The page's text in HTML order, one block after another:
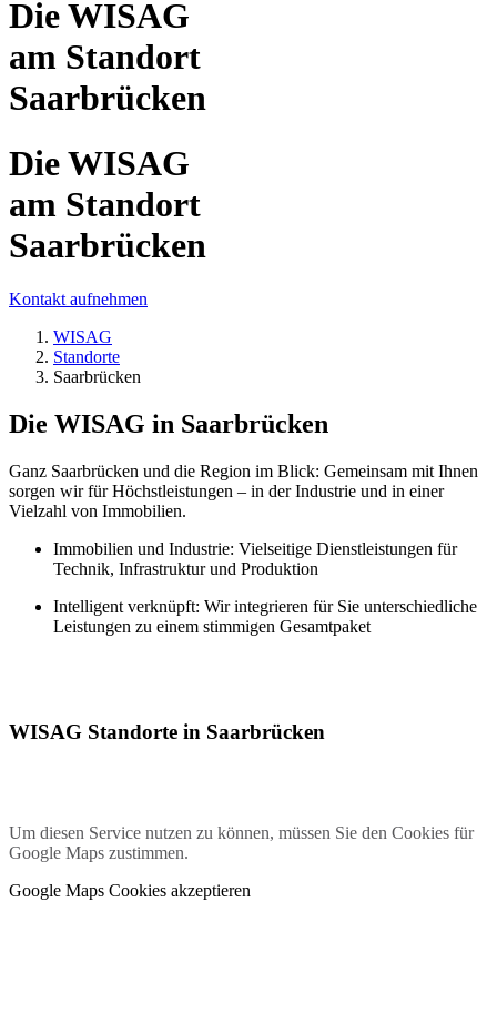
Die WISAG
am Standort
Saarbrücken
Die WISAG
am Standort
Saarbrücken
Kontakt aufnehmen
WISAG
Standorte
Saarbrücken
Die WISAG in Saarbrücken
Ganz Saarbrücken und die Region im Blick: Gemeinsam mit Ihnen
sorgen wir für Höchstleistungen – in der Industrie und in einer
Vielzahl von Immobilien.
Immobilien und Industrie: Vielseitige Dienstleistungen für
Technik, Infrastruktur und Produktion
Intelligent verknüpft: Wir integrieren für Sie unterschiedliche
Leistungen zu einem stimmigen Gesamtpaket
WISAG Standorte in Saarbrücken
Um diesen Service nutzen zu können, müssen Sie den Cookies für
Google Maps zustimmen.
Google Maps Cookies akzeptieren